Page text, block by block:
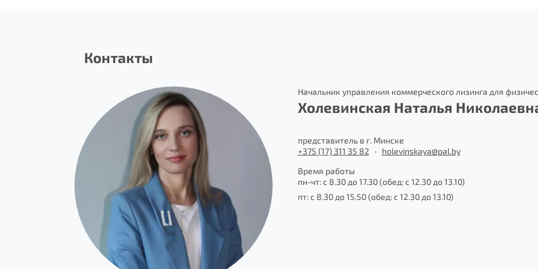
Контакты
Начальник управления коммерческого лизинга для
Холевинская Наталья
представитель в г. Минске
+375 (17) 311 35 82 • holevinskaya@pal.by
Время работы
пн-чт: с 8.30 до 17.30 (обед: с 12.30 до 13.10)
пт: с 8.30 до 15.50 (обед: с 12.30 до 13.10)
Отправить